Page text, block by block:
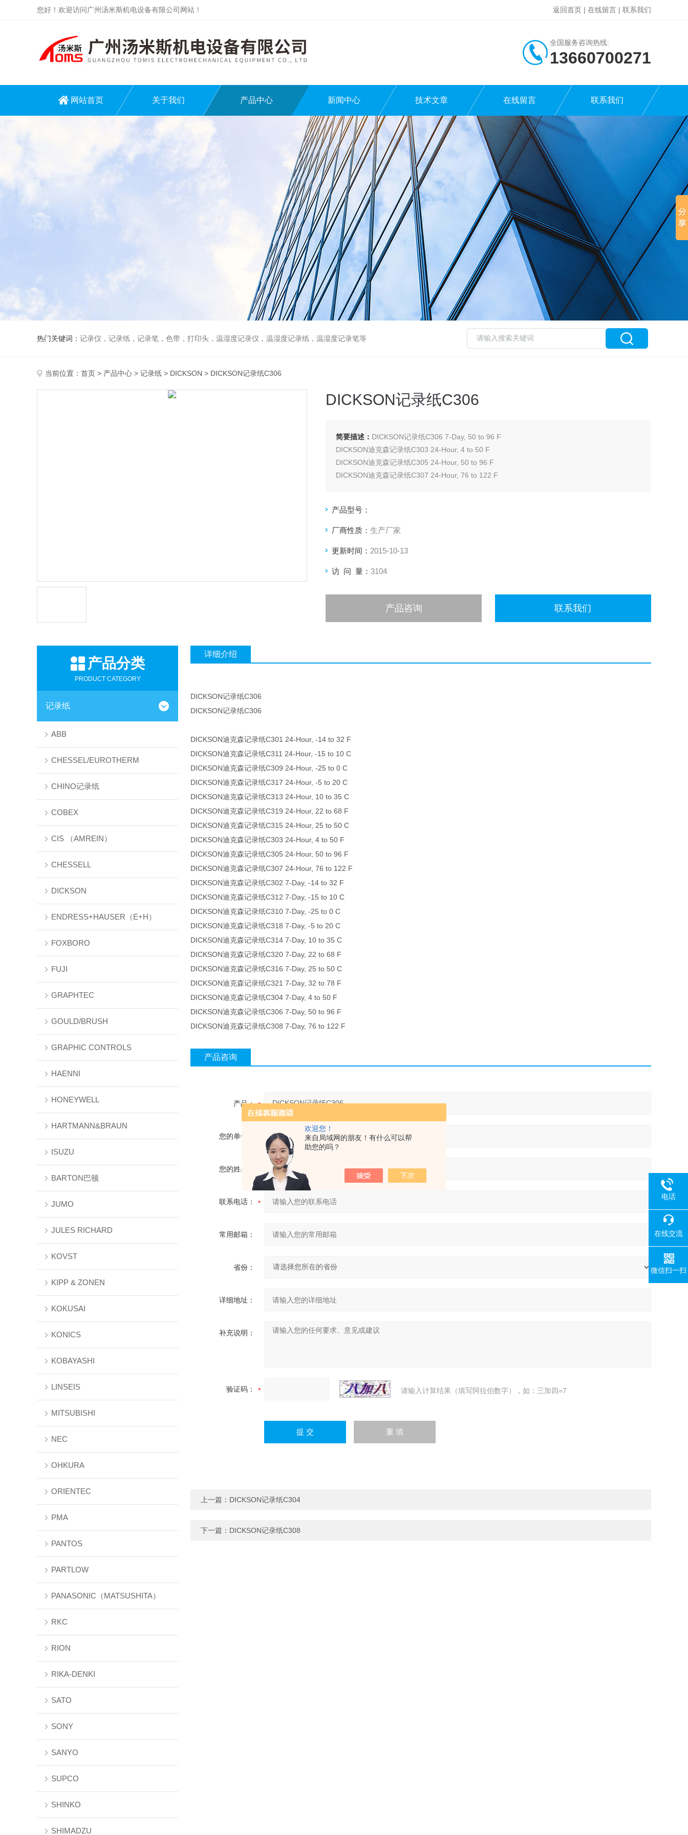
欢迎您！
来自局域网的朋友！有什么可以帮
助您的吗？
您好！欢迎访问广州汤米斯机电设备有限公司网站！ 返回首页 | 在线留言 | 联系我们
全国服务咨询热线:
13660700271
网站首页 关于我们 产品中心 新闻中心 技术文章 在线留言 联系我们
热门关键词： 记录仪，记录纸，记录笔，色带，打印头，温湿度记录仪，温湿度记录纸，温湿度记录笔等
当前位置： 首页 > 产品中心 > 记录纸 > DICKSON > DICKSON记录纸C306
DICKSON记录纸C306
简要描述： DICKSON记录纸C306 7-Day, 50 to 96 F
DICKSON迪克森记录纸C303 24-Hour, 4 to 50 F
DICKSON迪克森记录纸C305 24-Hour, 50 to 96 F
DICKSON迪克森记录纸C307 24-Hour, 76 to 122 F
产品型号：
厂商性质： 生产厂家
更新时间： 2015-10-13
访 问 量： 3104
产品咨询 联系我们
产品分类
PRODUCT CATEGORY
记录纸
ABB
CHESSEL/EUROTHERM
CHINO记录纸
COBEX
CIS （AMREIN）
CHESSELL
DICKSON
ENDRESS+HAUSER（E+H）
FOXBORO
FUJI
GRAPHTEC
GOULD/BRUSH
GRAPHIC CONTROLS
HAENNI
HONEYWELL
HARTMANN&BRAUN
ISUZU
BARTON巴顿
JUMO
JULES RICHARD
KOVST
KIPP & ZONEN
KOKUSAI
KONICS
KOBAYASHI
LINSEIS
MITSUBISHI
NEC
OHKURA
ORIENTEC
PMA
PANTOS
PARTLOW
PANASONIC（MATSUSHITA）
RKC
RION
RIKA-DENKI
SATO
SONY
SANYO
SUPCO
SHINKO
SHIMADZU
详细介绍
DICKSON记录纸C306
DICKSON记录纸C306
DICKSON迪克森记录纸C301 24-Hour, -14 to 32 F
DICKSON迪克森记录纸C311 24-Hour, -15 to 10 C
DICKSON迪克森记录纸C309 24-Hour, -25 to 0 C
DICKSON迪克森记录纸C317 24-Hour, -5 to 20 C
DICKSON迪克森记录纸C313 24-Hour, 10 to 35 C
DICKSON迪克森记录纸C319 24-Hour, 22 to 68 F
DICKSON迪克森记录纸C315 24-Hour, 25 to 50 C
DICKSON迪克森记录纸C303 24-Hour, 4 to 50 F
DICKSON迪克森记录纸C305 24-Hour, 50 to 96 F
DICKSON迪克森记录纸C307 24-Hour, 76 to 122 F
DICKSON迪克森记录纸C302 7-Day, -14 to 32 F
DICKSON迪克森记录纸C312 7-Day, -15 to 10 C
DICKSON迪克森记录纸C310 7-Day, -25 to 0 C
DICKSON迪克森记录纸C318 7-Day, -5 to 20 C
DICKSON迪克森记录纸C314 7-Day, 10 to 35 C
DICKSON迪克森记录纸C320 7-Day, 22 to 68 F
DICKSON迪克森记录纸C316 7-Day, 25 to 50 C
DICKSON迪克森记录纸C321 7-Day, 32 to 78 F
DICKSON迪克森记录纸C304 7-Day, 4 to 50 F
DICKSON迪克森记录纸C306 7-Day, 50 to 96 F
DICKSON迪克森记录纸C308 7-Day, 76 to 122 F
产品咨询
产品：
您的单位：
您的姓名：
联系电话：
常用邮箱：
省份：
详细地址：
补充说明：
验证码： 请输入计算结果（填写阿拉伯数字），如：三加四=7
上一篇： DICKSON记录纸C304
下一篇： DICKSON记录纸C308
电话
在线交流
微信扫一扫